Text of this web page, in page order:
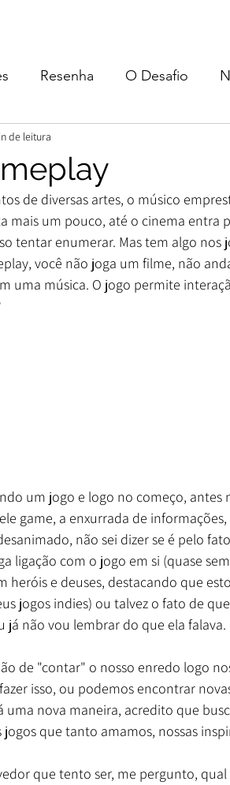
Resenha O Desafio
de leitura
de diversas artes, o músico
mais um pouco, até o cinema entra
tentar enumerar. Mas tem algo nos
você não joga um filme, não
uma música. O jogo permite
um jogo e logo no começo, antes
game, a enxurrada de
não sei dizer se é pelo
ligação com o jogo em si (quase
heróis e deuses, destacando que
jogos indies) ou talvez o fato de
já não vou lembrar do que ela falava.
de "contar" o nosso enredo logo
isso, ou podemos encontrar
uma nova maneira, acredito que
que tanto amamos, nossas
que tento ser, me pergunto,